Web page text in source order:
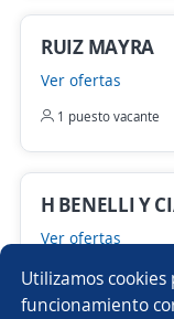
Utilizamos
funcionamiento
RUIZ MAYRA
Ver ofertas
1 puesto vacante
H BENELLI Y
Ver ofertas
1 puesto vacante